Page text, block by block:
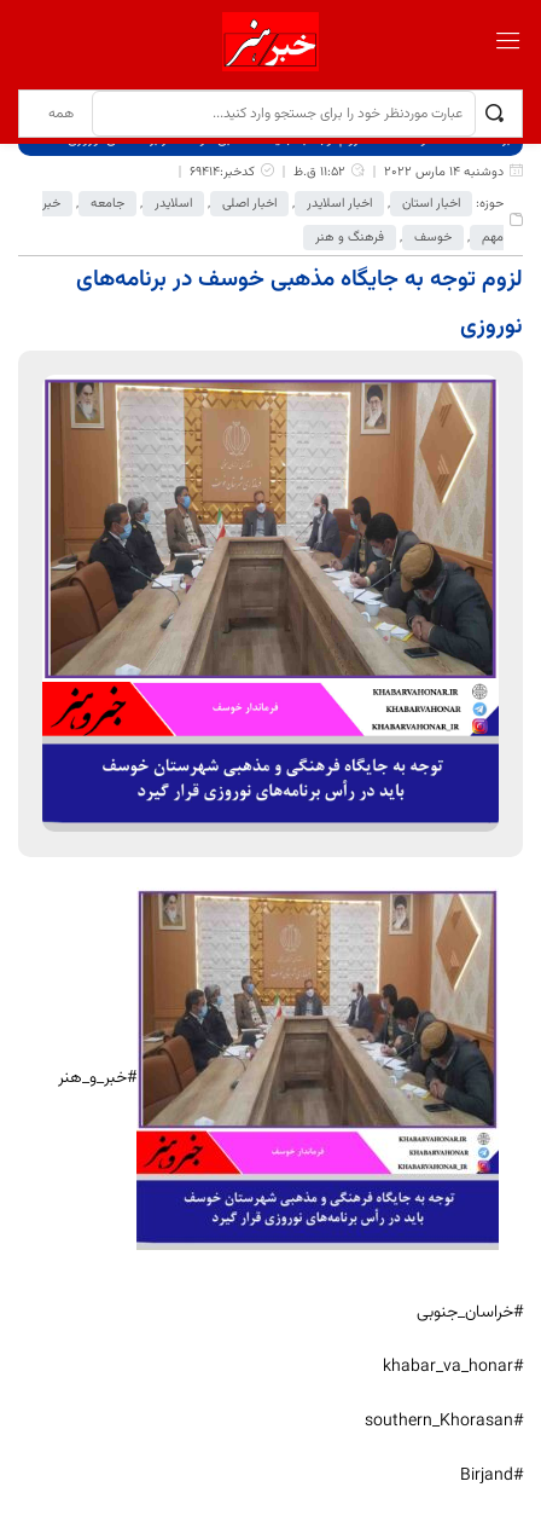
برگ نخست نوشته‌ها
لزوم توجه به جایگاه مذهبی خوسف در برنامه‌های نوروزی
دوشنبه 14 مارس 2022
11:52 ق.ظ
کدخبر:69414
حوزه:
اخبار استان , اخبار اسلایدر , اخبار اصلی , اسلایدر , جامعه ,
خبر
مهم , خوسف , فرهنگ و هنر
لزوم توجه به جایگاه مذهبی خوسف در برنامه‌های
نوروزی
#خبر_و_هنر
#خراسان_جنوبی
#khabar_va_honar
#southern_Khorasan
#Birjand